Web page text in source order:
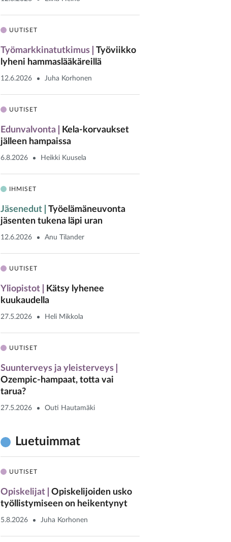
UUTISET
Työmarkkinatutkimus
Työviikko
lyheni hammaslääkäreillä
12.6.2026 Juha Korhonen
UUTISET
Edunvalvonta
Kela-korvaukset
jälleen hampaissa
6.8.2026 Heikki Kuusela
IHMISET
Jäsenedut
Työelämäneuvonta
jäsenten tukena läpi uran
12.6.2026 Anu Tilander
UUTISET
Yliopistot
Kätsy lyhenee
kuukaudella
27.5.2026 Heli Mikkola
UUTISET
Suunterveys ja yleisterveys
Ozempic-hampaat, totta vai
tarua?
27.5.2026 Outi Hautamäki
Luetuimmat
UUTISET
Opiskelijat
Opiskelijoiden usko
työllistymiseen on heikentynyt
5.8.2026 Juha Korhonen